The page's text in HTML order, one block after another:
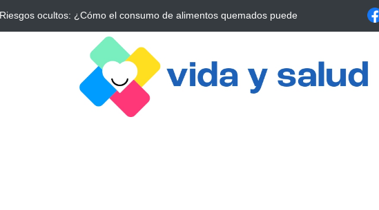
Ayuno Digital: La Estrategia Esencial para Mejorar tu Bienestar La conexión vital